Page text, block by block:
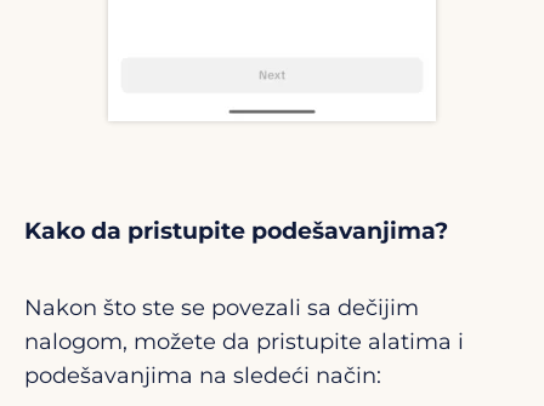
Kako da pristupite podešavanjima?
Nakon što ste se povezali sa dečijim
nalogom, možete da pristupite alatima i
podešavanjima na sledeći način: